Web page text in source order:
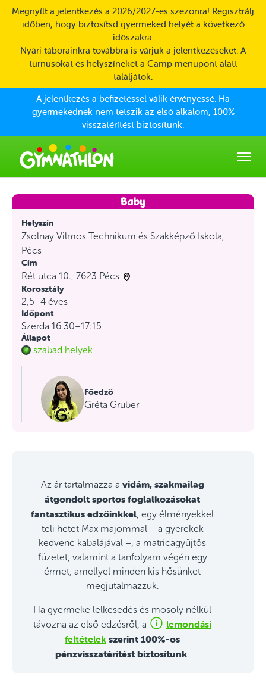
Skip to main content
Megnyílt a jelentkezés a 2026/2027-es szezonra! Regisztrálj
időben, hogy biztosítsd gyermeked helyét a következő
időszakra.
Nyári táborainkra továbbra is várjuk a jelentkezéseket. A
turnusokat és helyszíneket a Camp menüpont alatt
találjátok.
A jelentkezés a befizetéssel válik érvényessé. Ha
gyermekednek nem tetszik az első alkalom, 100%
visszatérítést biztosítunk.
Helyszín
Zsolnay Vilmos Technikum és Szakképző Iskola,
Pécs
Cím
Rét utca 10., 7623 Pécs
Korosztály
2,5–4 éves
Időpont
Szerda 16:30–17:15
Állapot
szabad helyek
Főedző
Gréta Gruber
Az ár tartalmazza a vidám, szakmailag
átgondolt sportos foglalkozásokat
fantasztikus edzőinkkel , egy élményekkel
teli hetet Max majommal – a gyerekek
kedvenc kabalájával –, a matricagyűjtős
füzetet, valamint a tanfolyam végén egy
érmet, amellyel minden kis hősünket
megjutalmazzuk.
Ha gyermeke lelkesedés és mosoly nélkül
távozna az első edzésről, a
lemondási
feltételek szerint 100%-os
pénzvisszatérítést biztosítunk.